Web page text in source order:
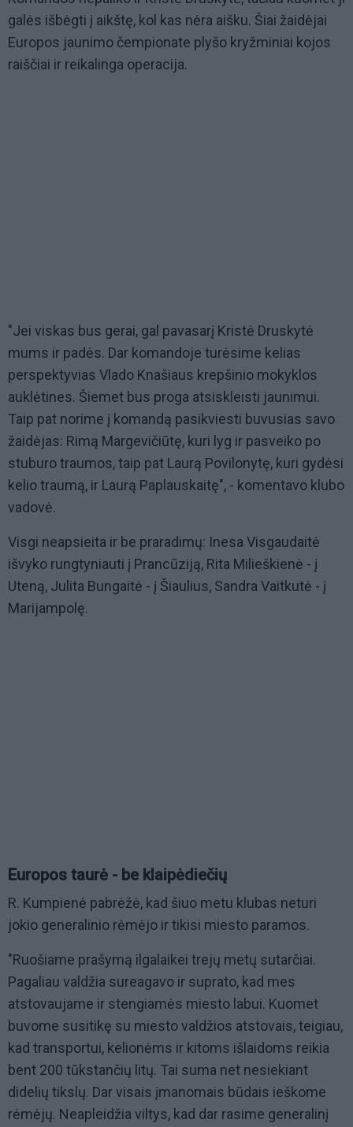
galės išbėgti į aikštę, kol kas nėra aišku. Šiai žaidėjai
Europos jaunimo čempionate plyšo kryžminiai kojos
raiščiai ir reikalinga operacija.
"Jei viskas bus gerai, gal pavasarį Kristė Druskytė
mums ir padės. Dar komandoje turėsime kelias
perspektyvias Vlado Knašiaus krepšinio mokyklos
auklėtines. Šiemet bus proga atsiskleisti jaunimui.
Taip pat norime į komandą pasikviesti buvusias savo
žaidėjas: Rimą Margevičiūtę, kuri lyg ir pasveiko po
stuburo traumos, taip pat Laurą Povilonytę, kuri gydėsi
kelio traumą, ir Laurą Paplauskaitę", - komentavo klubo
vadovė.
Visgi neapsieita ir be praradimų: Inesa Visgaudaitė
išvyko rungtyniauti į Prancūziją, Rita Milieškienė - į
Uteną, Julita Bungaitė - į Šiaulius, Sandra Vaitkutė - į
Marijampolę.
Europos taurė - be klaipėdiečių
R. Kumpienė pabrėžė, kad šiuo metu klubas neturi
jokio generalinio rėmėjo ir tikisi miesto paramos.
"Ruošiame prašymą ilgalaikei trejų metų sutarčiai.
Pagaliau valdžia sureagavo ir suprato, kad mes
atstovaujame ir stengiamės miesto labui. Kuomet
buvome susitikę su miesto valdžios atstovais, teigiau,
kad transportui, kelionėms ir kitoms išlaidoms reikia
bent 200 tūkstančių litų. Tai suma net nesiekiant
didelių tikslų. Dar visais įmanomais būdais ieškome
rėmėjų. Neapleidžia viltys, kad dar rasime generalinį